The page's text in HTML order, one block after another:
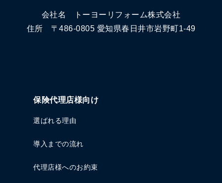
会社名 トーヨーリフォーム株式会社
住所 〒486-0805 愛知県春日井市岩野町1-49
保険代理店様向け
選ばれる理由
導入までの流れ
代理店様へのお約束